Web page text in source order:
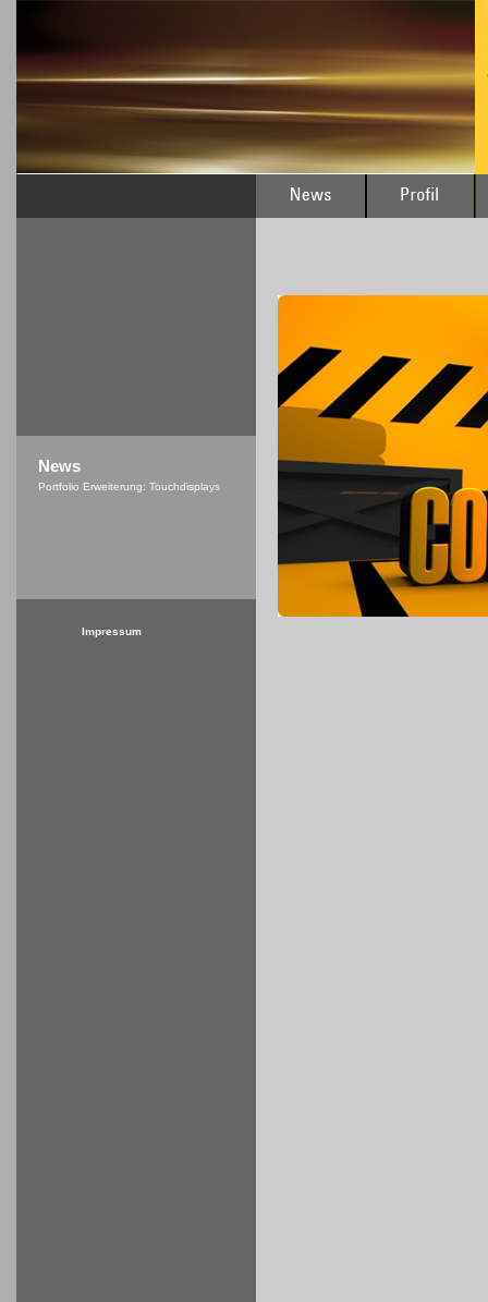
News
Portfolio Erweiterung: Touchdisplays
Impressum